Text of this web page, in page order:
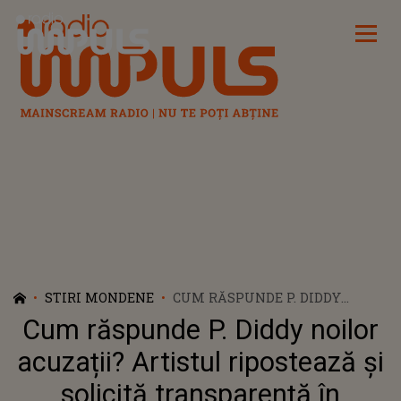
Radio Impuls
STIRI MONDENE
CUM RĂSPUNDE P. DIDDY
NOILOR ACUZAȚII? ARTISTUL
RIPOSTEAZĂ ȘI SOLICITĂ
TRANSPARENȚĂ ÎN PROCES:
„CAZUL ESTE UNUL
NEOBIȘNUIT”
Cum răspunde P. Diddy noilor
acuzații? Artistul ripostează și
solicită transparență în